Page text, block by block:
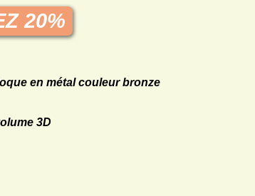
20%
en métal couleur bronze
3D